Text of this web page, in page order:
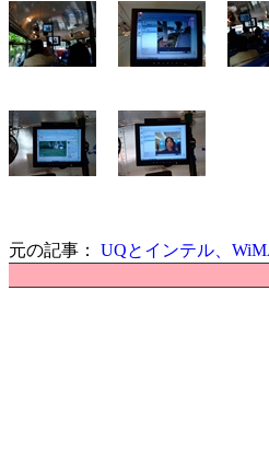
元の記事： UQとインテル、